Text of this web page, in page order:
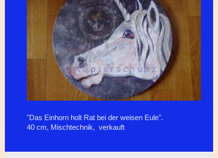
"Das Einhorn holt Rat bei der weisen Eule".
40 cm, Mischtechnik, verkauft